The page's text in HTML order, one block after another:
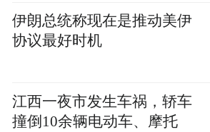
伊朗总统称现在是推动美伊
协议最好时机
江西一夜市发生车祸，轿车
撞倒10余辆电动车、摩托